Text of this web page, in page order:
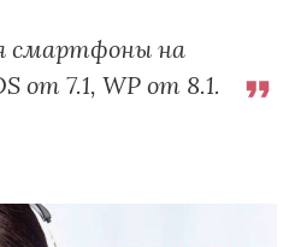
смартфоны на
от 7.1, WP от 8.1.